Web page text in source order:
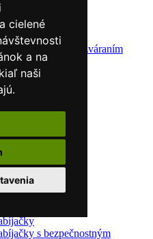
cielené
a na
naši
drôty
Ochrana pred zváraním
systému
s bezpečnostným